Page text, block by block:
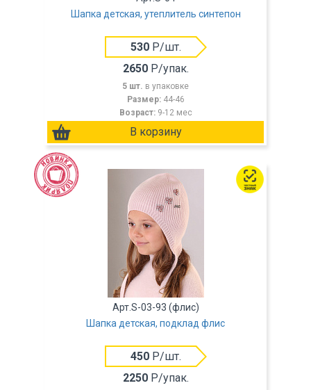
Шапка детская, утеплитель синтепон
530Р/шт.
2650Р/упак.
5 шт. в упаковке
Размер: 44-46
Возраст: 9-12 мес
Арт.S-03-93 (флис)
Шапка детская, подклад флис
450Р/шт.
2250Р/упак.